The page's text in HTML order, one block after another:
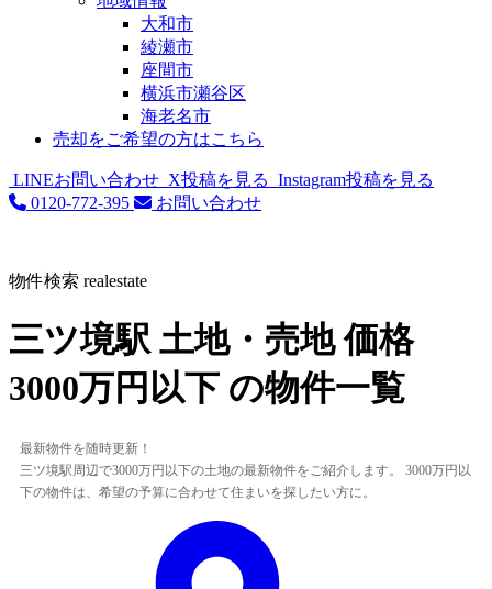
大和市
綾瀬市
座間市
横浜市瀬谷区
海老名市
売却をご希望の方はこちら
LINEお問い合わせ X投稿を見る Instagram投稿を見る
0120-772-395
お問い合わせ
物件検索 realestate
三ツ境駅 土地・売地 価格
3000万円以下 の物件一覧
最新物件を随時更新！
三ツ境駅周辺で3000万円以下の土地の最新物件をご紹介します。 3000万円以
下の物件は、希望の予算に合わせて住まいを探したい方に。